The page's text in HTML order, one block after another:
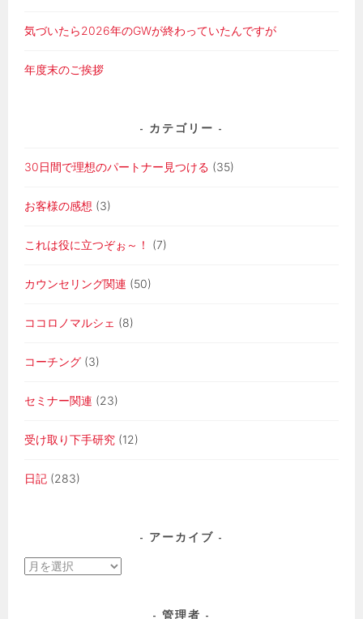
気づいたら2026年のGWが終わっていたんですが
年度末のご挨拶
カテゴリー
30日間で理想のパートナー見つける (35)
お客様の感想 (3)
これは役に立つぞぉ～！ (7)
カウンセリング関連 (50)
ココロノマルシェ (8)
コーチング (3)
セミナー関連 (23)
受け取り下手研究 (12)
日記 (283)
アーカイブ
ア
管理者